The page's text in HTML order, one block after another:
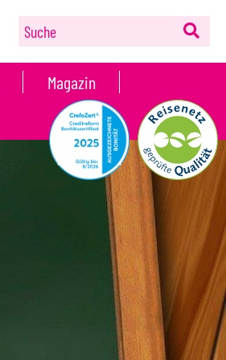
Suche
Magazin